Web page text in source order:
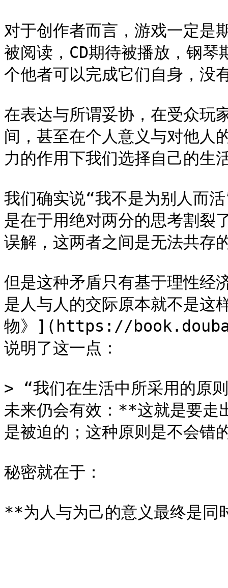
对于创作者而言，游戏一定是
被阅读，CD期待被播放，钢
个他者可以完成它们自身，没
在表达与所谓妥协，在受众玩
间，甚至在个人意义与对他人
力的作用下我们选择自己的生
我们确实说“我不是为别人而
是在于用绝对两分的思考割裂
误解，这两者之间是无法共存
但是这种矛盾只有基于理性经
是人与人的交际原本就不是这
物》](https://
说明了这一点：
> “我们在生活中所采用的原
未来仍会有效：**这就是要走
是被迫的；这种原则是不会错
秘密就在于：